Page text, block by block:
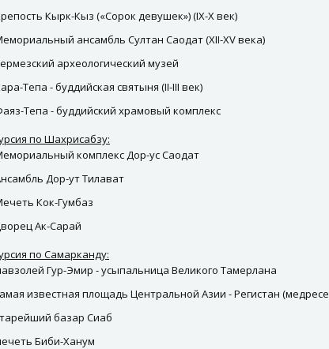
Кырк-Кыз («Сорок девушек») (IX-X век)
ансамбль Султан Саодат (XII-XV века)
археологический музей
Тепа - буддийская святыня (II-III век)
Тепа - буддийский храмовый комплекс
по Шахрисабзу:
комплекс Дор-ус Саодат
Дор-ут Тилават
Кок-Гумбаз
Ак-Сарай
по Самарканду:
Гур-Эмир - усыпальница Великого Тамерлана
известная площадь Центральной Азии - Регистан
базар Сиаб
Биби-Ханум